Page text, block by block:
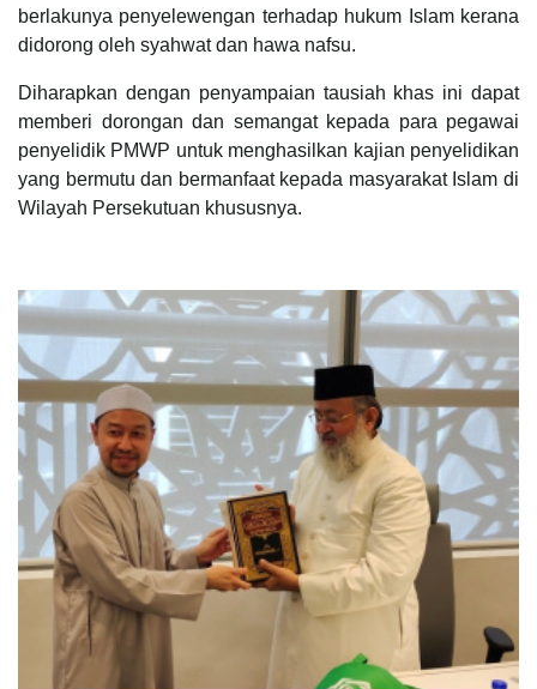
berlakunya penyelewengan terhadap hukum Islam kerana
didorong oleh syahwat dan hawa nafsu.
Diharapkan dengan penyampaian tausiah khas ini dapat
memberi dorongan dan semangat kepada para pegawai
penyelidik PMWP untuk menghasilkan kajian penyelidikan
yang bermutu dan bermanfaat kepada masyarakat Islam di
Wilayah Persekutuan khususnya.